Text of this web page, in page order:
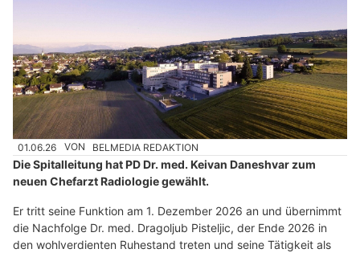
01.06.26 VON BELMEDIA REDAKTION
Die Spitalleitung hat PD Dr. med. Keivan Daneshvar zum
neuen Chefarzt Radiologie gewählt.
Er tritt seine Funktion am 1. Dezember 2026 an und übernimmt
die Nachfolge Dr. med. Dragoljub Pisteljic, der Ende 2026 in
den wohlverdienten Ruhestand treten und seine Tätigkeit als